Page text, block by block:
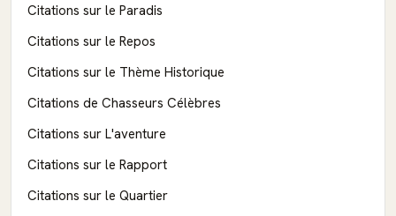
Citations sur le Paradis
Citations sur le Repos
Citations sur le Thème Historique
Citations de Chasseurs Célèbres
Citations sur L'aventure
Citations sur le Rapport
Citations sur le Quartier